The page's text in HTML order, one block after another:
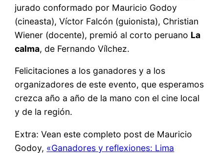
jurado conformado por Mauricio Godoy
(cineasta), Víctor Falcón (guionista), Christian
Wiener (docente), premió al corto peruano La
calma, de Fernando Vílchez.
Felicitaciones a los ganadores y a los
organizadores de este evento, que esperamos
crezca año a año de la mano con el cine local
y de la región.
Extra: Vean este completo post de Mauricio
Godoy, «Ganadores y reflexiones: Lima